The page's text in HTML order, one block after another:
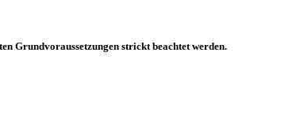
Grundvoraussetzungen strickt beachtet werden.